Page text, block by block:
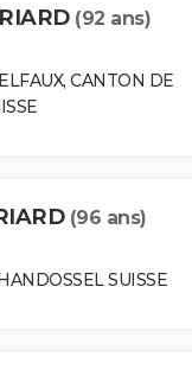
(92 ans)
CANTON DE
(96 ans)
SUISSE